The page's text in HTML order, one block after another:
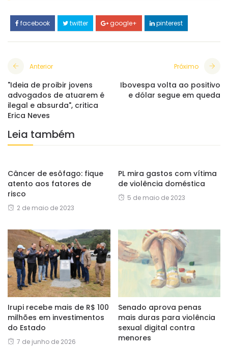
facebook twitter google+ pinterest
Anterior
"Ideia de proibir jovens
advogados de atuarem é
ilegal e absurda", critica
Erica Neves
Próximo
Ibovespa volta ao positivo
e dólar segue em queda
Leia também
Câncer de esôfago: fique
atento aos fatores de
risco
2 de maio de 2023
PL mira gastos com vítima
de violência doméstica
5 de maio de 2023
Irupi recebe mais de R$ 100
milhões em investimentos
do Estado
7 de junho de 2026
Senado aprova penas
mais duras para violência
sexual digital contra
menores